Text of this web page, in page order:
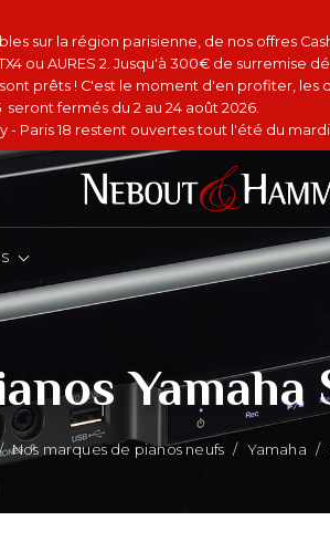
sur la région parisienne, de nos offres
ou AURES 2. Jusqu'à 300€ de surremise
sont prêts ! C'est le moment d'en profiter, les
seront fermés du 2 au 24 août 2026.
Paris 18 restent ouvertes tout l'été du mardi
Yamaha
Nos marques de pianos neufs / Yamaha /